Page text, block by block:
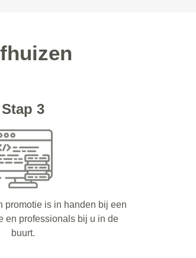
Stap 3
promotie is in handen bij een
en professionals bij u in de
buurt.